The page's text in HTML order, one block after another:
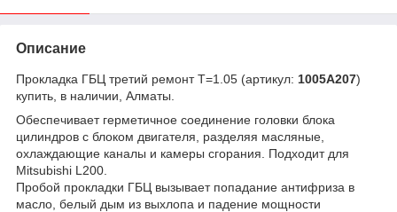
Описание
Прокладка ГБЦ третий ремонт T=1.05 (артикул: 1005A207)
купить, в наличии, Алматы.
Обеспечивает герметичное соединение головки блока
цилиндров с блоком двигателя, разделяя масляные,
охлаждающие каналы и камеры сгорания. Подходит для
Mitsubishi L200.
Пробой прокладки ГБЦ вызывает попадание антифриза в
масло, белый дым из выхлопа и падение мощности